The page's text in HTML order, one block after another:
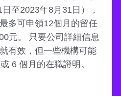
至2023年8月31日），
多可申領12個月的留任
元。 只要公司詳細信息
有效，但一些機構可能
6 個月的在職證明。